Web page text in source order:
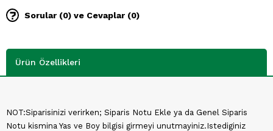
Sorular (0) ve Cevaplar (0)
Ürün Özellikleri
NOT:Siparisinizi verirken; Siparis Notu Ekle ya da Genel Siparis
Notu kismina Yas ve Boy bilgisi girmeyi unutmayiniz.Istediginiz